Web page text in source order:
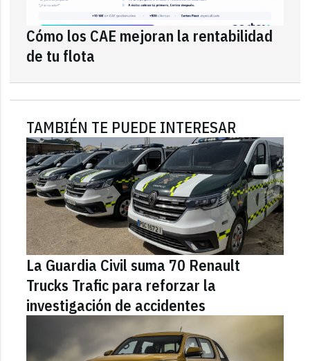
Cómo los CAE mejoran la rentabilidad
de tu flota
TAMBIÉN TE PUEDE INTERESAR
La Guardia Civil suma 70 Renault
Trucks Trafic para reforzar la
investigación de accidentes